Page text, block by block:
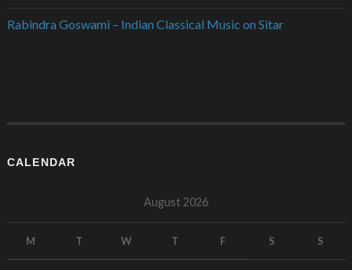
Rabindra Goswami – Indian Classical Music on Sitar
CALENDAR
August 2026
M T W T F S S